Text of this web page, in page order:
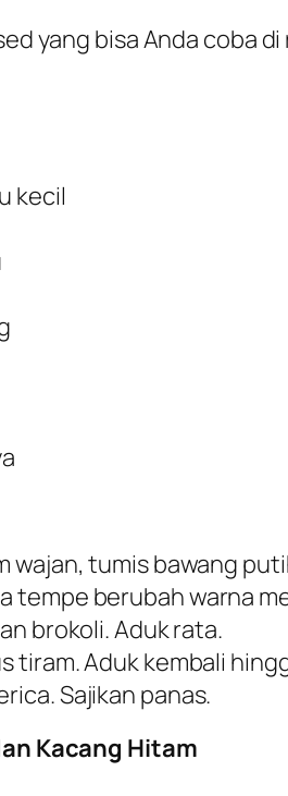
yang bisa Anda coba di
kecil
wajan, tumis bawang
tempe berubah warna
brokoli. Aduk rata.
tiram. Aduk kembali
Sajikan panas.
Kacang Hitam